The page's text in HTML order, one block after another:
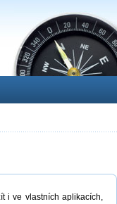
i ve vlastních aplikacích,